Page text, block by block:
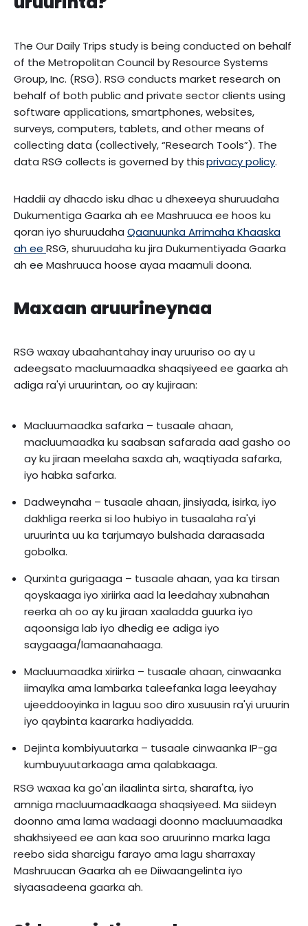
The Our Daily Trips study is being conducted on behalf
of the Metropolitan Council by Resource Systems
Group, Inc. (RSG). RSG conducts market research on
behalf of both public and private sector clients using
software applications, smartphones, websites,
surveys, computers, tablets, and other means of
collecting data (collectively, “Research Tools”). The
data RSG collects is governed by thisprivacy policy.
Haddii ay dhacdo isku dhac u dhexeeya shuruudaha
Dukumentiga Gaarka ah ee Mashruuca ee hoos ku
qoran iyo shuruudaha Qaanuunka Arrimaha Khaaska
ah ee RSG, shuruudaha ku jira Dukumentiyada Gaarka
ah ee Mashruuca hoose ayaa maamuli doona.
Maxaan aruurineynaa
RSG waxay ubaahantahay inay uruuriso oo ay u
adeegsato macluumaadka shaqsiyeed ee gaarka ah
adiga ra'yi uruurintan, oo ay kujiraan:
Macluumaadka safarka – tusaale ahaan,
macluumaadka ku saabsan safarada aad gasho oo
ay ku jiraan meelaha saxda ah, waqtiyada safarka,
iyo habka safarka.
Dadweynaha – tusaale ahaan, jinsiyada, isirka, iyo
dakhliga reerka si loo hubiyo in tusaalaha ra'yi
uruurinta uu ka tarjumayo bulshada daraasada
gobolka.
Qurxinta gurigaaga – tusaale ahaan, yaa ka tirsan
qoyskaaga iyo xiriirka aad la leedahay xubnahan
reerka ah oo ay ku jiraan xaaladda guurka iyo
aqoonsiga lab iyo dhedig ee adiga iyo
saygaaga/lamaanahaaga.
Macluumaadka xiriirka – tusaale ahaan, cinwaanka
iimaylka ama lambarka taleefanka laga leeyahay
ujeeddooyinka in laguu soo diro xusuusin ra'yi uruurin
iyo qaybinta kaararka hadiyadda.
Dejinta kombiyuutarka – tusaale cinwaanka IP-ga
kumbuyuutarkaaga ama qalabkaaga.
RSG waxaa ka go'an ilaalinta sirta, sharafta, iyo
amniga macluumaadkaaga shaqsiyeed. Ma siideyn
doonno ama lama wadaagi doonno macluumaadka
shakhsiyeed ee aan kaa soo aruurinno marka laga
reebo sida sharcigu farayo ama lagu sharraxay
Mashruucan Gaarka ah ee Diiwaangelinta iyo
siyaasadeena gaarka ah.